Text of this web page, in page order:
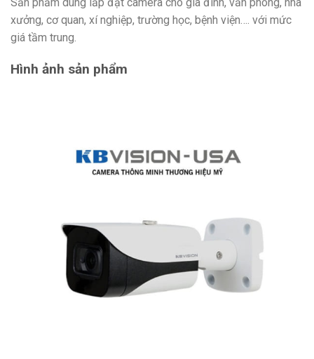
xưởng, cơ quan, xí nghiệp, trường học, bệnh viện…. với mức
giá tầm trung.
Hình ảnh sản phẩm